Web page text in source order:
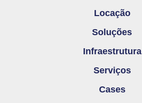
Locação
Soluções
Infraestrutura
Serviços
Cases